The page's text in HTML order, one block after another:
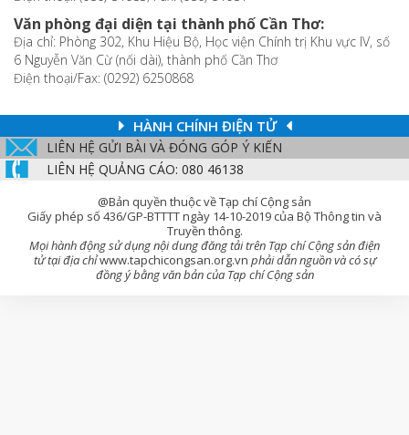
Văn phòng đại diện tại thành phố Cần Thơ:
Địa chỉ: Phòng 302, Khu Hiệu Bộ, Học viện Chính trị Khu vực IV, số
6 Nguyễn Văn Cừ (nối dài), thành phố Cần Thơ
Điện thoại/Fax: (0292) 6250868
HÀNH CHÍNH ĐIỆN TỬ
LIÊN HỆ GỬI BÀI VÀ ĐÓNG GÓP Ý KIẾN
LIÊN HỆ QUẢNG CÁO: 080 46138
@Bản quyền thuộc về Tạp chí Cộng sản
Giấy phép số 436/GP-BTTTT ngày 14-10-2019 của Bộ Thông tin và
Truyền thông.
Mọi hành động sử dụng nội dung đăng tải trên Tạp chí Cộng sản điện
tử tại địa chỉwww.tapchicongsan.org.vn phải dẫn nguồn và có sự
đồng ý bằng văn bản của Tạp chí Cộng sản